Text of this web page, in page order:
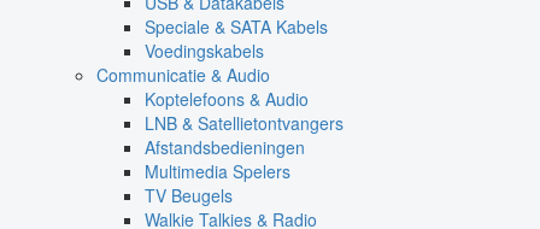
Speciale & SATA Kabels
Voedingskabels
Communicatie & Audio
Koptelefoons & Audio
LNB & Satellietontvangers
Afstandsbedieningen
Multimedia Spelers
TV Beugels
Walkie Talkies & Radio